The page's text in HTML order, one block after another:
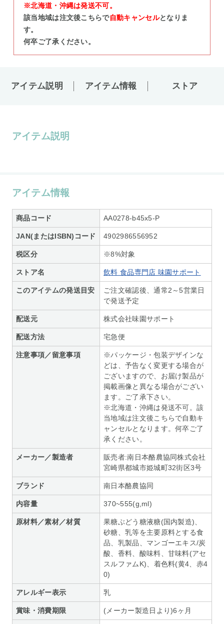
※北海道・沖縄は発送不可。
該当地域は注文後こちらで自動キャンセルとなりま
す。
何卒ご了承ください。
アイテム説明 アイテム情報 ストア
アイテム説明
アイテム情報
商品コード AA0278-b45x5-P
JAN(またはISBN)コード 4902986556952
税区分 ※8%対象
ストア名 飲料 食品専門店 味園サポート
このアイテムの発送目安
ご注文確認後、通常2～5営業日
で発送予定
配送元 株式会社味園サポート
配送方法 宅急便
注意事項／留意事項
※パッケージ・包装デザインな
どは、予告なく変更する場合が
ございますので、お届け製品が
掲載画像と異なる場合がござい
ます。ご了承下さい。
※北海道・沖縄は発送不可。該
当地域は注文後こちらで自動キ
ャンセルとなります。何卒ご了
承ください。
メーカー／製造者
販売者:南日本酪農協同株式会社
宮崎県都城市姫城町32街区3号
ブランド 南日本酪農協同
内容量 370~555(g,ml)
原材料／素材／材質
果糖ぶどう糖液糖(国内製造)、
砂糖、乳等を主要原料とする食
品、乳製品、マンゴーエキス/炭
酸、香料、酸味料、甘味料(アセ
スルファムK)、着色料(黄4、赤4
0)
アレルギー表示 乳
賞味・消費期限 (メーカー製造日より)6ヶ月